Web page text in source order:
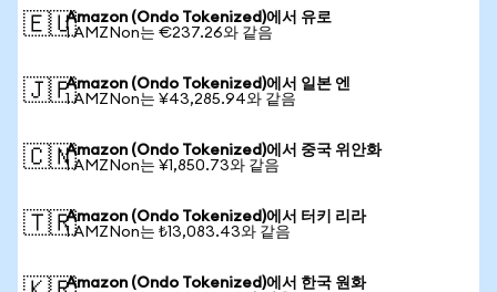
🇪🇺Amazon (Ondo Tokenized)에서 유로
1 AMZNon는 €237.26와 같음
🇯🇵Amazon (Ondo Tokenized)에서 일본 엔
1 AMZNon는 ¥43,285.94와 같음
🇨🇳Amazon (Ondo Tokenized)에서 중국 위안화
1 AMZNon는 ¥1,850.73와 같음
🇹🇷Amazon (Ondo Tokenized)에서 터키 리라
1 AMZNon는 ₺13,083.43와 같음
Amazon (Ondo Tokenized)에서 한국 원화